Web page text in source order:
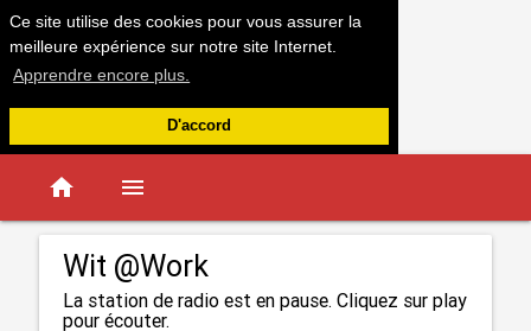
Ce site utilise des cookies pour vous assurer la
meilleure expérience sur notre site Internet.
Apprendre encore plus.
D'accord
home menu
Wit @Work
La station de radio est en pause. Cliquez sur play
pour écouter.